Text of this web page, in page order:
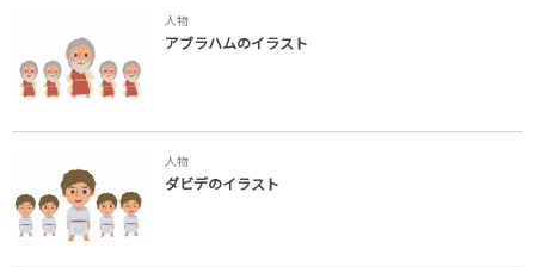
人物
アブラハムのイラスト
人物
ダビデのイラスト